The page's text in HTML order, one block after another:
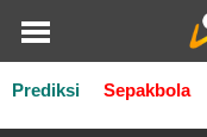
Prediksi Sepakbola
Liga Inggris Liga Italia